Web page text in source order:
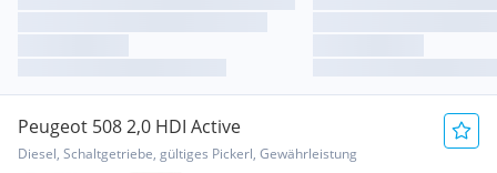
Peugeot 508 2,0 HDI Active
Diesel, Schaltgetriebe, gültiges Pickerl, Gewährleistung